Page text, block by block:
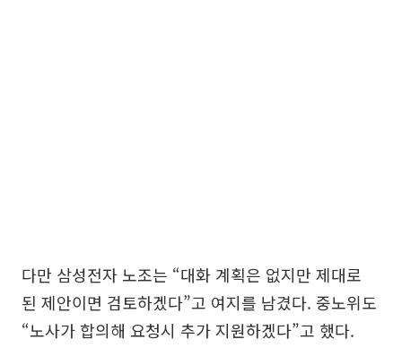
다만 삼성전자 노조는 “대화 계획은 없지만 제대로
된 제안이면 검토하겠다”고 여지를 남겼다. 중노위도
“노사가 합의해 요청시 추가 지원하겠다”고 했다.